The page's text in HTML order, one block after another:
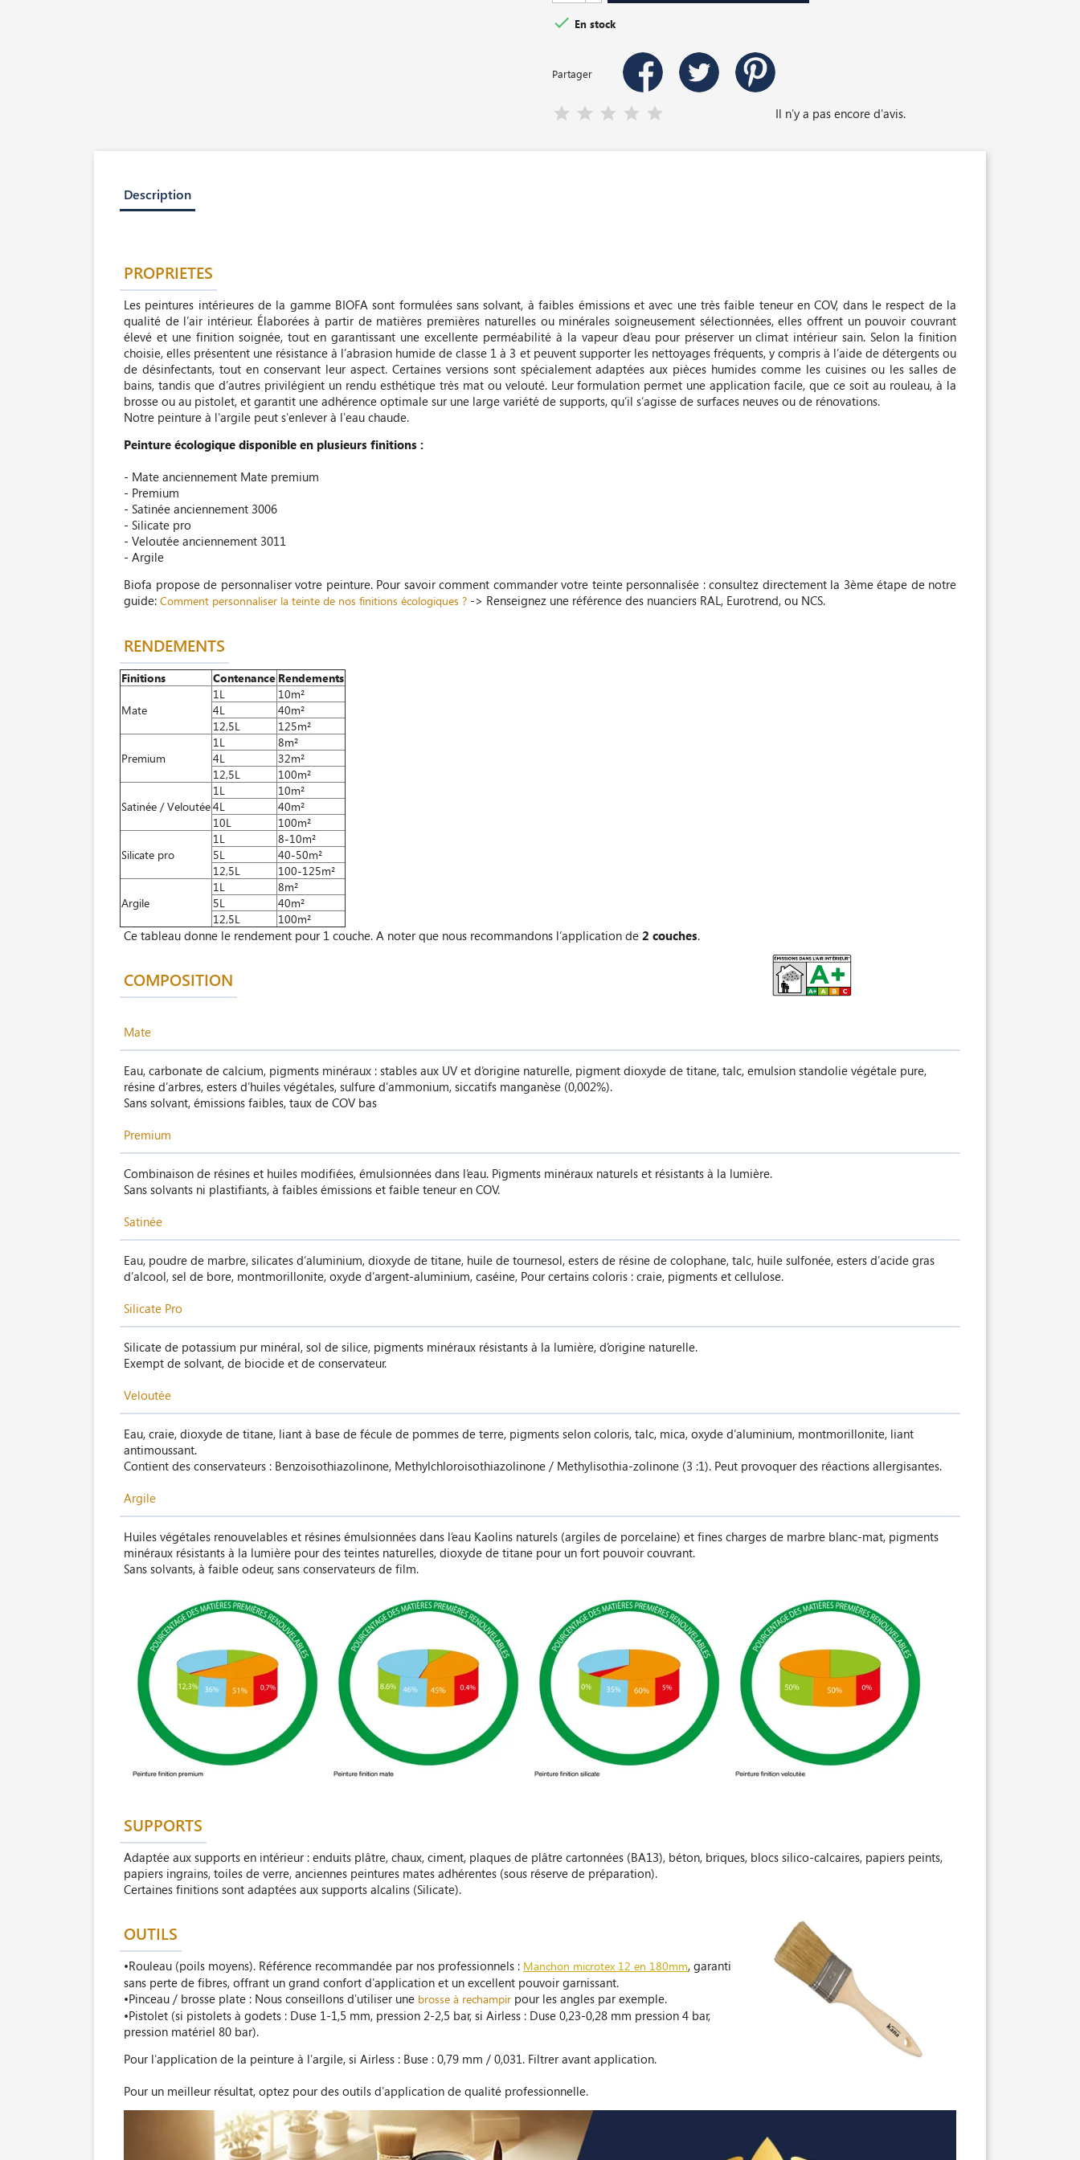
 En stock
Partager
Il n'y a pas encore d'avis.
Description
PROPRIETES
Les peintures intérieures de la gamme BIOFA sont formulées sans solvant, à faibles émissions et avec une très faible teneur en COV, dans le respect de la
qualité de l’air intérieur. Élaborées à partir de matières premières naturelles ou minérales soigneusement sélectionnées, elles offrent un pouvoir couvrant
élevé et une finition soignée, tout en garantissant une excellente perméabilité à la vapeur d’eau pour préserver un climat intérieur sain. Selon la finition
choisie, elles présentent une résistance à l’abrasion humide de classe 1 à 3 et peuvent supporter les nettoyages fréquents, y compris à l’aide de détergents ou
de désinfectants, tout en conservant leur aspect. Certaines versions sont spécialement adaptées aux pièces humides comme les cuisines ou les salles de
bains, tandis que d’autres privilégient un rendu esthétique très mat ou velouté. Leur formulation permet une application facile, que ce soit au rouleau, à la
brosse ou au pistolet, et garantit une adhérence optimale sur une large variété de supports, qu’il s’agisse de surfaces neuves ou de rénovations.
Notre peinture à l'argile peut s'enlever à l'eau chaude.
Peinture écologique disponible en plusieurs finitions :
- Mate anciennement Mate premium
- Premium
- Satinée anciennement 3006
- Silicate pro
- Veloutée anciennement 3011
- Argile
Biofa propose de personnaliser votre peinture. Pour savoir comment commander votre teinte personnalisée : consultez directement la 3ème étape de notre
guide: Comment personnaliser la teinte de nos finitions écologiques ? -> Renseignez une référence des nuanciers RAL, Eurotrend, ou NCS.
RENDEMENTS
Finitions Contenance Rendements
Mate
1L
10m²
4L
40m²
12,5L
125m²
Premium
1L
8m²
4L
32m²
12,5L
100m²
Satinée / Veloutée
1L
10m²
4L
40m²
10L
100m²
Silicate pro
1L
8-10m²
5L
40-50m²
12,5L
100-125m²
Argile
1L
8m²
5L
40m²
12,5L
100m²
Ce tableau donne le rendement pour 1 couche. A noter que nous recommandons l’application de 2 couches.
COMPOSITION
Mate
Eau, carbonate de calcium, pigments minéraux : stables aux UV et d’origine naturelle, pigment dioxyde de titane, talc, emulsion standolie végétale pure,
résine d’arbres, esters d’huiles végétales, sulfure d’ammonium, siccatifs manganèse (0,002%).
Sans solvant, émissions faibles, taux de COV bas
Premium
Combinaison de résines et huiles modifiées, émulsionnées dans l’eau. Pigments minéraux naturels et résistants à la lumière.
Sans solvants ni plastifiants, à faibles émissions et faible teneur en COV.
Satinée
Eau, poudre de marbre, silicates d’aluminium, dioxyde de titane, huile de tournesol, esters de résine de colophane, talc, huile sulfonée, esters d’acide gras
d’alcool, sel de bore, montmorillonite, oxyde d’argent-aluminium, caséine, Pour certains coloris : craie, pigments et cellulose.
Silicate Pro
Silicate de potassium pur minéral, sol de silice, pigments minéraux résistants à la lumière, d’origine naturelle.
Exempt de solvant, de biocide et de conservateur.
Veloutée
Eau, craie, dioxyde de titane, liant à base de fécule de pommes de terre, pigments selon coloris, talc, mica, oxyde d’aluminium, montmorillonite, liant
antimoussant.
Contient des conservateurs : Benzoisothiazolinone, Methylchloroisothiazolinone / Methylisothia-zolinone (3 :1). Peut provoquer des réactions allergisantes.
Argile
Huiles végétales renouvelables et résines émulsionnées dans l’eau Kaolins naturels (argiles de porcelaine) et fines charges de marbre blanc-mat, pigments
minéraux résistants à la lumière pour des teintes naturelles, dioxyde de titane pour un fort pouvoir couvrant.
Sans solvants, à faible odeur, sans conservateurs de film.
SUPPORTS
Adaptée aux supports en intérieur : enduits plâtre, chaux, ciment, plaques de plâtre cartonnées (BA13), béton, briques, blocs silico-calcaires, papiers peints,
papiers ingrains, toiles de verre, anciennes peintures mates adhérentes (sous réserve de préparation).
Certaines finitions sont adaptées aux supports alcalins (Silicate).
OUTILS
•Rouleau (poils moyens). Référence recommandée par nos professionnels : Manchon microtex 12 en 180mm, garanti
sans perte de fibres, offrant un grand confort d'application et un excellent pouvoir garnissant.
•Pinceau / brosse plate : Nous conseillons d'utiliser une brosse à rechampir pour les angles par exemple.
•Pistolet (si pistolets à godets : Duse 1-1,5 mm, pression 2-2,5 bar, si Airless : Duse 0,23-0,28 mm pression 4 bar,
pression matériel 80 bar).
Pour l'application de la peinture à l'argile, si Airless : Buse : 0,79 mm / 0,031. Filtrer avant application.
Pour un meilleur résultat, optez pour des outils d'application de qualité professionnelle.